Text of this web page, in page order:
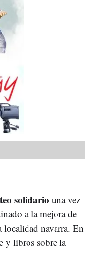
solidario una vez
a la mejora de
localidad navarra. En
y libros sobre la